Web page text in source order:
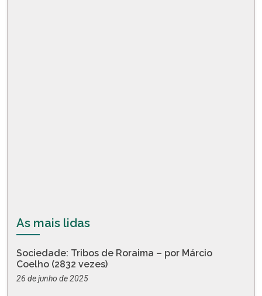
As mais lidas
Sociedade: Tribos de Roraima – por Márcio
Coelho (2832 vezes)
26 de junho de 2025